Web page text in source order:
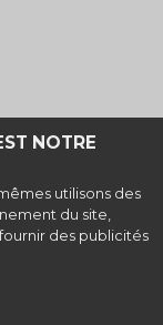
NOTRE
utilisons des
du site,
des publicités